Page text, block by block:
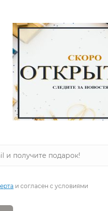
Вечернее Платье
Jessica Simpson
США
11 280 Р.
4 690 Р.
и согласен с условиями